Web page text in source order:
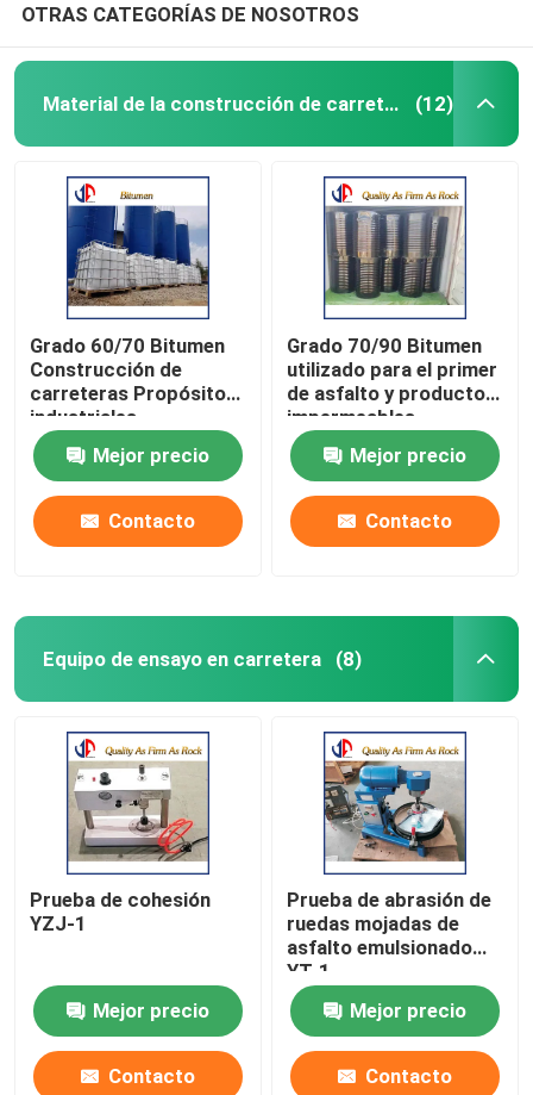
OTRAS CATEGORÍAS DE NOSOTROS
Material de la construcción de carreteras (12)
Grado 60/70 Bitumen
Construcción de
carreteras Propósitos
industriales
Mejor precio
Contacto
Grado 70/90 Bitumen
utilizado para el primer
de asfalto y productos
impermeables
Mejor precio
Contacto
Equipo de ensayo en carretera (8)
Prueba de cohesión
YZJ-1
Mejor precio
Contacto
Prueba de abrasión de
ruedas mojadas de
asfalto emulsionado
YT-1
Mejor precio
Contacto